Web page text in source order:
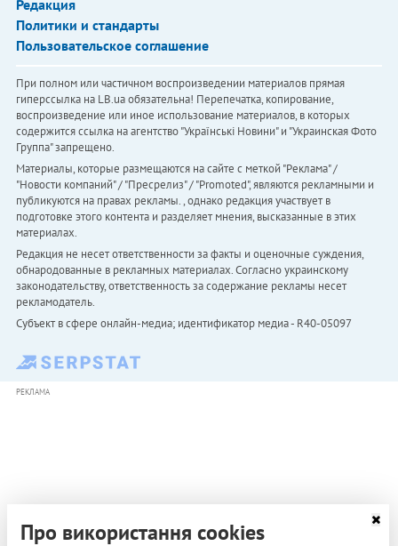
Редакция
Политики и стандарты
Пользовательское соглашение
При полном или частичном воспроизведении материалов прямая
гиперссылка на LB.ua обязательна! Перепечатка, копирование,
воспроизведение или иное использование материалов, в которых
содержится ссылка на агентство "Українськi Новини" и "Украинская Фото
Группа" запрещено.
Материалы, которые размещаются на сайте с меткой "Реклама" /
"Новости компаний" / "Пресрелиз" / "Promoted", являются рекламными и
публикуются на правах рекламы. , однако редакция участвует в
подготовке этого контента и разделяет мнения, высказанные в этих
материалах.
Редакция не несет ответственности за факты и оценочные суждения,
обнародованные в рекламных материалах. Согласно украинскому
законодательству, ответственность за содержание рекламы несет
рекламодатель.
Субъект в сфере онлайн-медиа; идентификатор медиа - R40-05097
РЕКЛАМА
Про використання cookies